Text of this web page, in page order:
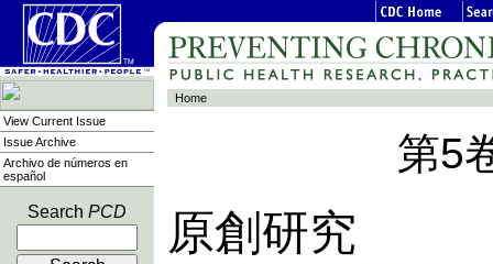
View Current Issue
Issue Archive
Archivo de números en
español
Search PCD
Home
第5
原創研究